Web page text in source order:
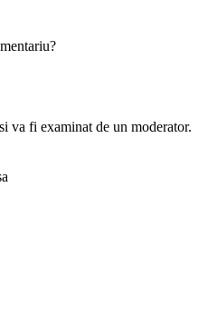
va fi examinat de un moderator.